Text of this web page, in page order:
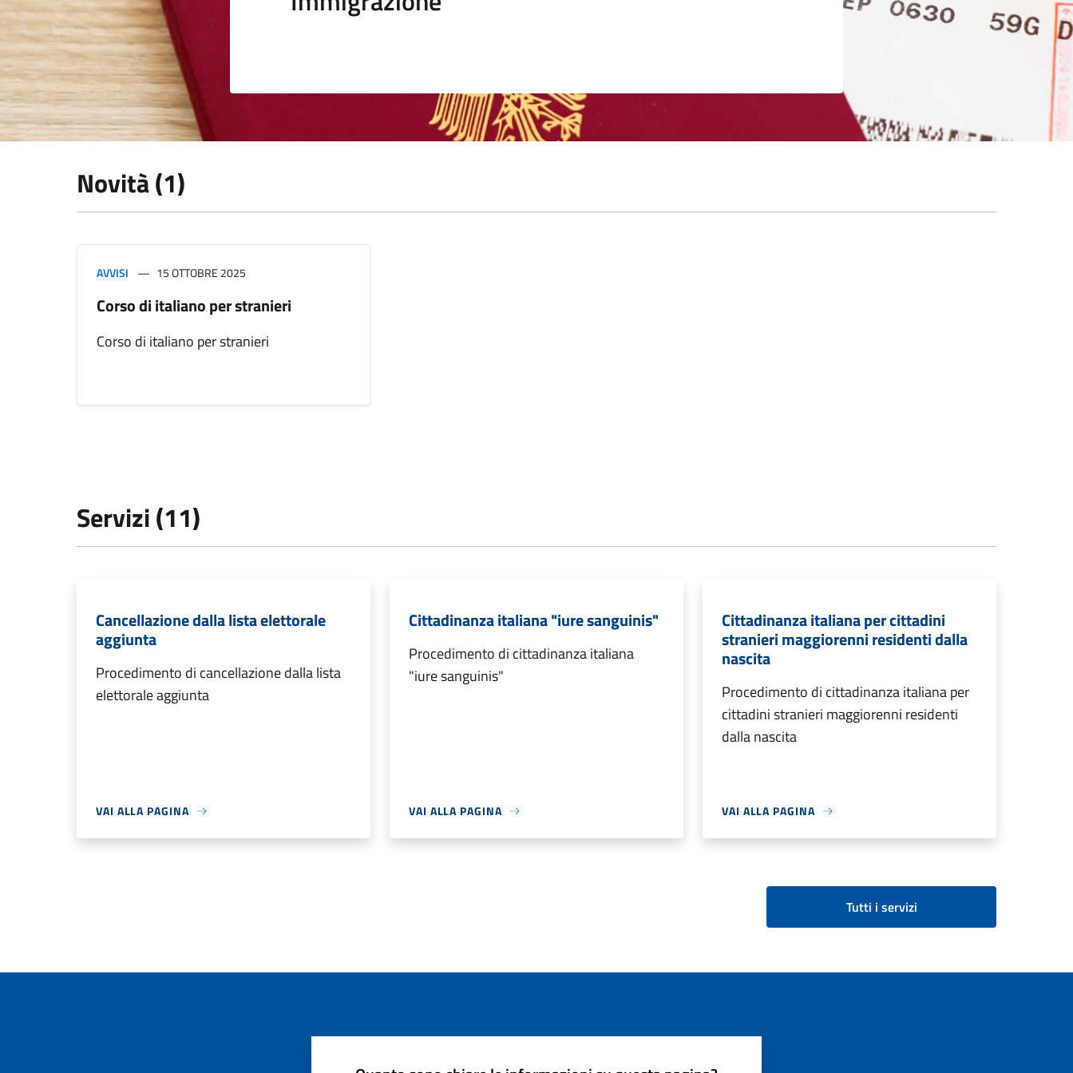
Novità (1)
AVVISI 15 OTTOBRE 2025
Corso di italiano per stranieri
Corso di italiano per stranieri
Servizi (11)
Cancellazione dalla lista elettorale
aggiunta
Procedimento di cancellazione dalla lista
elettorale aggiunta
VAI ALLA PAGINA
Cittadinanza italiana "iure sanguinis"
Procedimento di cittadinanza italiana
"iure sanguinis"
VAI ALLA PAGINA
Cittadinanza italiana per cittadini
stranieri maggiorenni residenti dalla
nascita
Procedimento di cittadinanza italiana per
cittadini stranieri maggiorenni residenti
dalla nascita
VAI ALLA PAGINA
Tutti i servizi